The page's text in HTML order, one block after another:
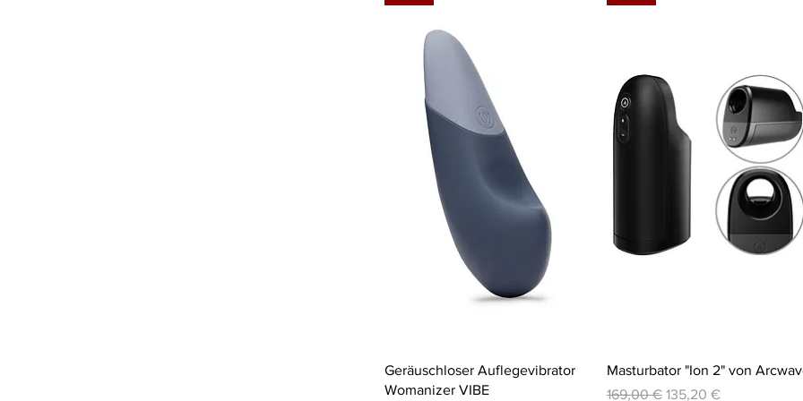
Schnellansicht
Geräuschloser Auflegevibrator
Womanizer VIBE
Schnellansicht
Masturbator "Ion 2" von
Standardpreis
169,00 € Sale-Preis
135,20 €